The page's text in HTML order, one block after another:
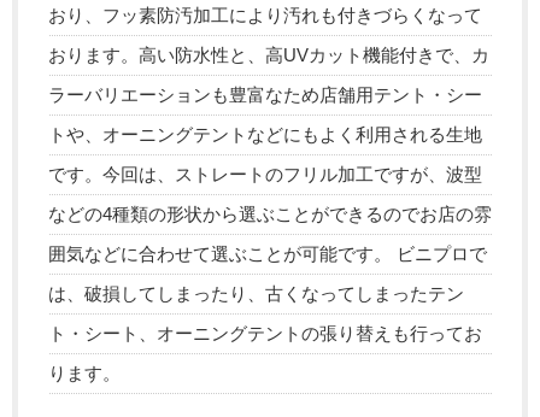
おり、フッ素防汚加工により汚れも付きづらくなって
おります。高い防水性と、高UVカット機能付きで、カ
ラーバリエーションも豊富なため店舗用テント・シー
トや、オーニングテントなどにもよく利用される生地
です。今回は、ストレートのフリル加工ですが、波型
などの4種類の形状から選ぶことができるのでお店の雰
囲気などに合わせて選ぶことが可能です。 ビニプロで
は、破損してしまったり、古くなってしまったテン
ト・シート、オーニングテントの張り替えも行ってお
ります。